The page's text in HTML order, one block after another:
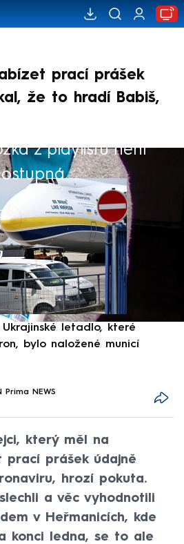
prací prášek
že to hradí Babiš,
z playlistu není
letadlo, které
bylo naložené municí
Prima NEWS
který měl na
prací prášek údajně
hrozí pokuta.
a věc vyhodnotili
v Heřmanicích, kde
konci ledna, se to ale